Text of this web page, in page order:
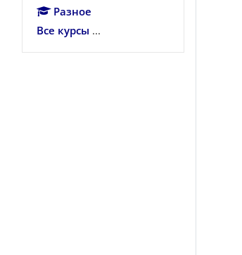
Разное
Все курсы ...